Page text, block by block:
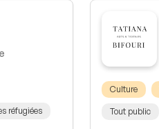
réfugiées
Culture
Tout public